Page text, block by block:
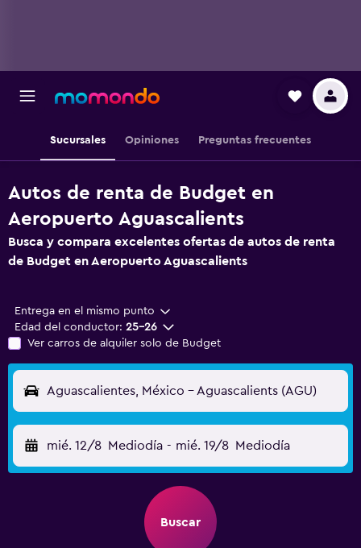
Sucursales Opiniones Preguntas frecuentes
Autos de renta de Budget en
Aeropuerto Aguascalients
Busca y compara excelentes ofertas de autos de renta
de Budget en Aeropuerto Aguascalients
Entrega en el mismo punto
Edad del conductor: 25-26
Ver carros de alquiler solo de Budget
Aguascalientes, México - Aguascalients (AGU)
mié. 12/8 Mediodía - mié. 19/8 Mediodía
Buscar